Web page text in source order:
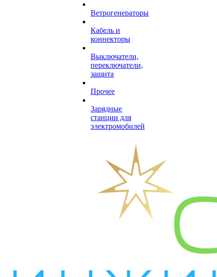
Ветрогенераторы
Кабель и
коннекторы
Выключатели,
переключатели,
защита
Прочее
Зарядные
станции для
электромобилей